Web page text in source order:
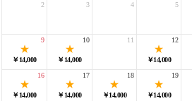
2 3 4 5
￥14,000
9
￥14,000
10 11
￥14,000
12
￥14,000
16
￥14,000
17
￥14,000
18
￥14,000
19